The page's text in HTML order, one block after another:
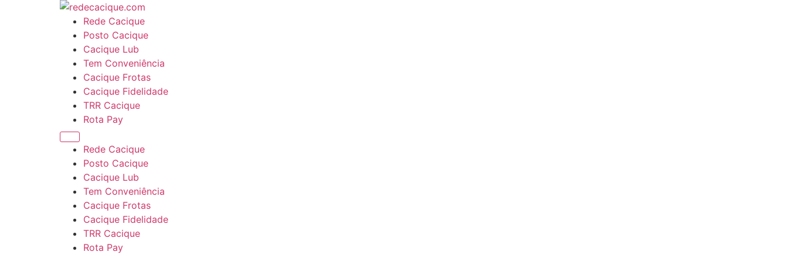
Rede Cacique
Posto Cacique
Cacique Lub
Tem Conveniência
Cacique Frotas
Cacique Fidelidade
TRR Cacique
Rota Pay
Rede Cacique
Posto Cacique
Cacique Lub
Tem Conveniência
Cacique Frotas
Cacique Fidelidade
TRR Cacique
Rota Pay